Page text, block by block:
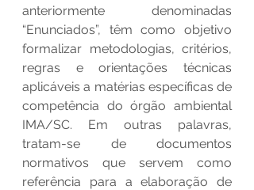
anteriormente denominadas
“Enunciados”, têm como objetivo
formalizar metodologias, critérios,
regras e orientações técnicas
aplicáveis a matérias específicas de
competência do órgão ambiental
IMA/SC. Em outras palavras,
tratam-se de documentos
normativos que servem como
referência para a elaboração de